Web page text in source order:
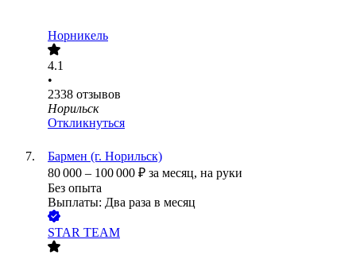
Норникель
4.1
•
2338 отзывов
Норильск
Откликнуться
Бармен (г. Норильск)
80 000 – 100 000 ₽ за месяц, на руки
Без опыта
Выплаты: Два раза в месяц
STAR TEAM